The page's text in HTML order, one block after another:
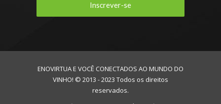
ENOVIRTUA E VOCÊ CONECTADOS AO MUNDO DO
VINHO! © 2013 - 2023 Todos os direitos
reservados.